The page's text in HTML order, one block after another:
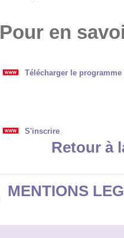
Pour en
Télécharger le programme
S'inscrire
Retour à
MENTIONS